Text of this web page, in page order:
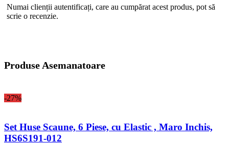
Numai clienții autentificați, care au cumpărat acest produs, pot să
scrie o recenzie.
Produse Asemanatoare
-27%
Set Huse Scaune, 6 Piese, cu Elastic , Maro Inchis,
HS6S191-012